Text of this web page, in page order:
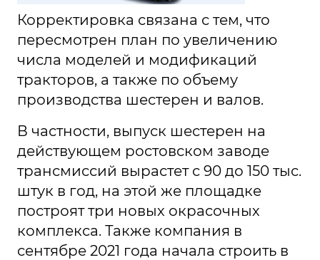
Корректировка связана с тем, что
пересмотрен план по увеличению
числа моделей и модификаций
тракторов, а также по объему
производства шестерен и валов.
В частности, выпуск шестерен на
действующем ростовском заводе
трансмиссий вырастет с 90 до 150 тыс.
штук в год, на этой же площадке
построят три новых окрасочных
комплекса. Также компания в
сентябре 2021 года начала строить в